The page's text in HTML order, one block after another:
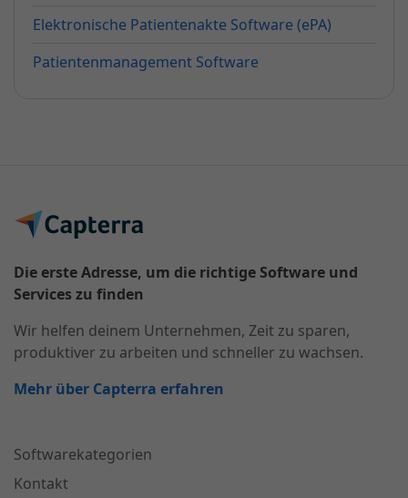
Elektronische Patientenakte Software (ePA)
Patientenmanagement Software
Die erste Adresse, um die richtige Software und
Services zu finden
Wir helfen deinem Unternehmen, Zeit zu sparen,
produktiver zu arbeiten und schneller zu wachsen.
Mehr über Capterra erfahren
Softwarekategorien
Kontakt